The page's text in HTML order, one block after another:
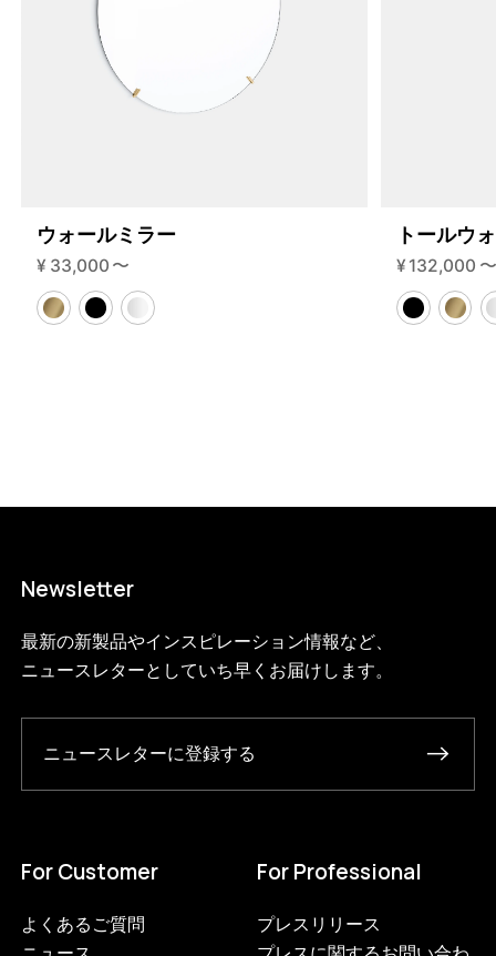
4459689017576
オーク/ステンレススチール NEW
46584610095336
/products/shelving-system-s-
85-1-b?variant=46584610095336
ウォールミラー
¥ 33,000 〜
トールウ
¥ 132,000 〜
Newsletter
最新の新製品やインスピレーション情報など、
ニュースレターとしていち早くお届けします。
ニュースレターに登録する
For Customer
よくあるご質問
For Professional
プレスリリース